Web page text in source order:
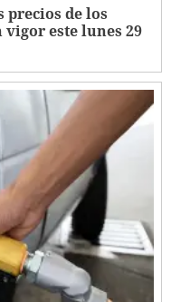
precios de los
este lunes 29